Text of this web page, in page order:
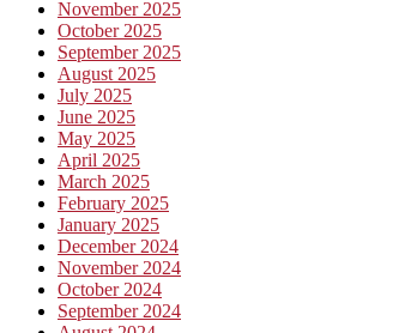
November 2025
October 2025
September 2025
August 2025
July 2025
June 2025
May 2025
April 2025
March 2025
February 2025
January 2025
December 2024
November 2024
October 2024
September 2024